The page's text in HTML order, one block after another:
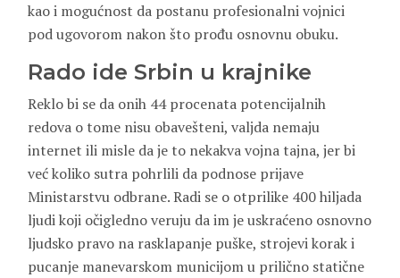
kao i mogućnost da postanu profesionalni vojnici
pod ugovorom nakon što prođu osnovnu obuku.
Rado ide Srbin u krajnike
Reklo bi se da onih 44 procenata potencijalnih
redova o tome nisu obavešteni, valjda nemaju
internet ili misle da je to nekakva vojna tajna, jer bi
već koliko sutra pohrlili da podnose prijave
Ministarstvu odbrane. Radi se o otprilike 400 hiljada
ljudi koji očigledno veruju da im je uskraćeno osnovno
ljudsko pravo na rasklapanje puške, strojevi korak i
pucanje manevarskom municijom u prilično statične